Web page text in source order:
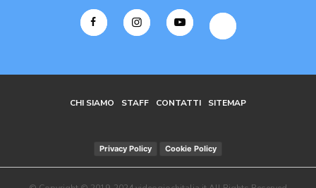
CHI SIAMO STAFF CONTATTI SITEMAP
Privacy Policy Cookie Policy